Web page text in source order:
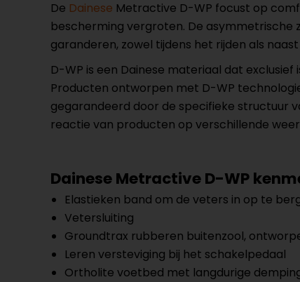
De Dainese Metractive D-WP focust op
bescherming vergroten. De
garanderen, zowel tijdens het rijden als
D-WP is een Dainese materiaal dat
Producten ontworpen met D-WP
gegarandeerd door de specifieke structuur
reactie van producten op verschillende
Dainese Metractive D-WP
Elastieken band om de veters in op te
Vetersluiting
Groundtrax rubberen buitenzool,
Leren versteviging bij het schakelpedaal
Ortholite voetbed met langdurige